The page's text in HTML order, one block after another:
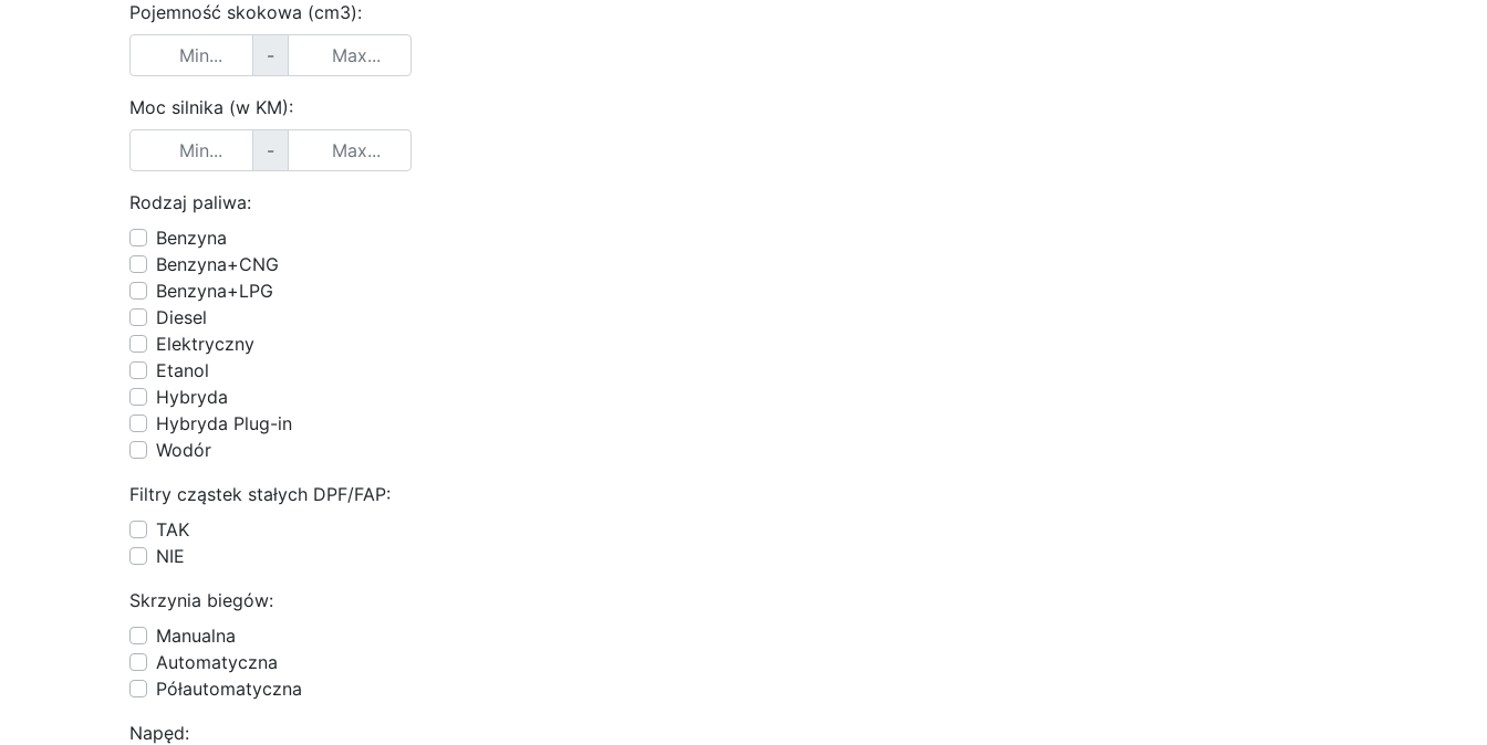
Pojemność skokowa (cm3):
-
Moc silnika (w KM):
-
Rodzaj paliwa:
Benzyna
Benzyna+CNG
Benzyna+LPG
Diesel
Elektryczny
Etanol
Hybryda
Hybryda Plug-in
Wodór
Filtry cząstek stałych DPF/FAP:
TAK
NIE
Skrzynia biegów:
Manualna
Automatyczna
Półautomatyczna
Napęd: